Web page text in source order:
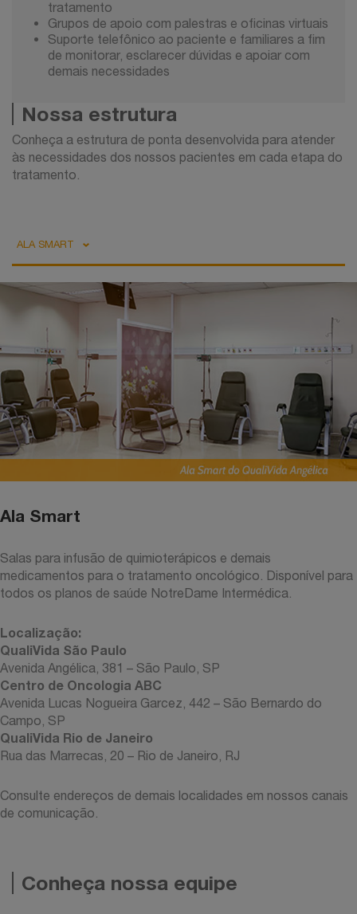
tratamento
Grupos de apoio com palestras e oficinas virtuais
Suporte telefônico ao paciente e familiares a fim
de monitorar, esclarecer dúvidas e apoiar com
demais necessidades
Nossa estrutura
Conheça a estrutura de ponta desenvolvida para atender
às necessidades dos nossos pacientes em cada etapa do
tratamento.
ALA SMART
Ala Smart
Salas para infusão de quimioterápicos e demais
medicamentos para o tratamento oncológico. Disponível para
todos os planos de saúde NotreDame Intermédica.
Localização:
QualiVida São Paulo
Avenida Angélica, 381 – São Paulo, SP
Centro de Oncologia ABC
Avenida Lucas Nogueira Garcez, 442 – São Bernardo do
Campo, SP
QualiVida Rio de Janeiro
Rua das Marrecas, 20 – Rio de Janeiro, RJ
Consulte endereços de demais localidades em nossos canais
de comunicação.
Conheça nossa equipe